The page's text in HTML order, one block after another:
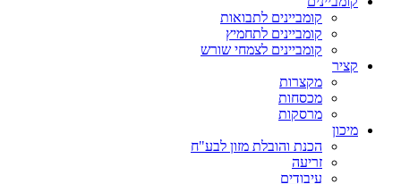
קומביינים לתבואות
קומביינים לתחמיץ
קומביינים לצמחי שורש
קציר
מקצרות
מכסחות
מרסקות
מיכון
הכנת והובלת מזון לבע"ח
זריעה
עיבודים